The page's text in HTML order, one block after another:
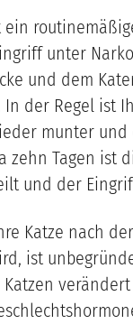
ein
unter
und dem
der Regel ist
munter
zehn Tagen ist
und der
Katze nach
ist